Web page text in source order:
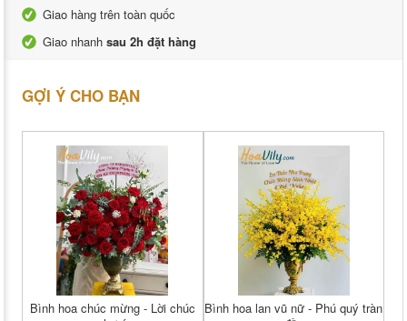
Giao hàng trên toàn quốc
Giao nhanh sau 2h đặt hàng
GỢI Ý CHO BẠN
Bình hoa chúc mừng - Lời chúc
Bình hoa lan vũ nữ - Phú quý tràn